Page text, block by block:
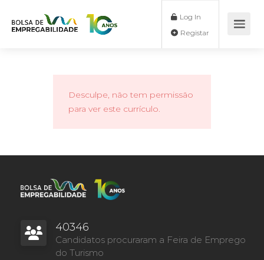
Log In
Desculpe, não tem permissão
para ver este currículo.
40346
Candidatos procuraram a Feira de Emprego
do Turismo